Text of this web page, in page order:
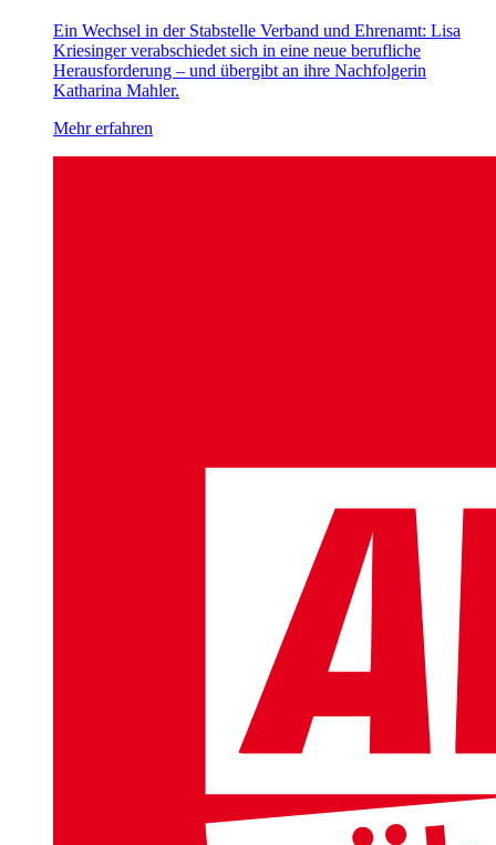
Ein Wechsel in der Stabstelle Verband und Ehrenamt: Lisa
Kriesinger verabschiedet sich in eine neue berufliche
Herausforderung – und übergibt an ihre Nachfolgerin
Katharina Mahler.
Mehr erfahren